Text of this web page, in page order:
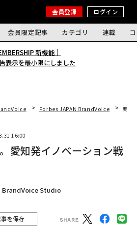
会員登録 ログイン
会員限定記事 カテゴリ 連載
新機能｜
表示を最小限にしました
Forbes JAPAN BrandVoice 実証
16:00
愛知発イノベーション戦
BrandVoice Studio
を保存